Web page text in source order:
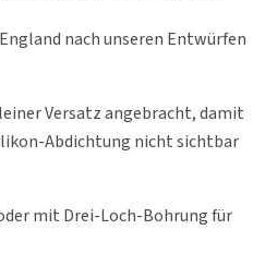
nach unseren Entwürfen
Versatz angebracht, damit
Abdichtung nicht sichtbar
mit Drei-Loch-Bohrung für